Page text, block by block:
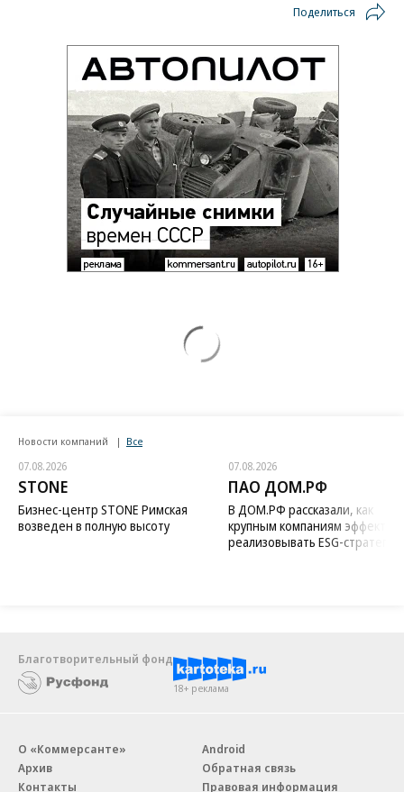
Поделиться
Новости компаний Все
07.08.2026
STONE
Бизнес-центр STONE Римская
возведен в полную высоту
07.08.2026
ПАО ДОМ.РФ
В ДОМ.РФ рассказали, как
крупным компаниям
реализовывать ESG-стратегию
Благотворительный фонд
18+ реклама
О «Коммерсанте»
Архив
Контакты
Android
Обратная связь
Правовая информация